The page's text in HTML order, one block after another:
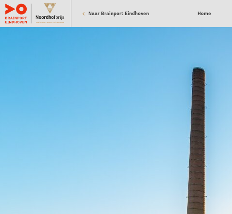
Naar Brainport Eindhoven Home